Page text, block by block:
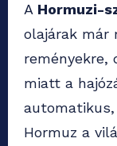
A Hormuzi-
olajárak már
reményekre,
miatt a
Hormuz a